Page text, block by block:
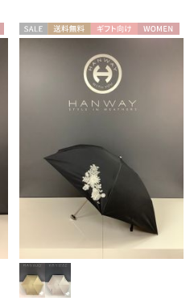
セー 送料無 ギフト
向け
WOME